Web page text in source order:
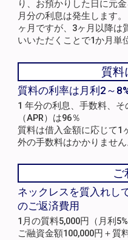
り、お預かりした日に元
月分の利息は発生します
ヶ月ですが、3ヶ月以降は
いいただくことで1か月単
質料
質料の利率は月利2～
1 年分の利息、手数料、
（APR）は96％
質料は借入金額に応じて1
外の手数料はかかりません
ご
ネックレスを質入れし
のご返済費用
1月の質料5,000円（月利5%
ご融資金額100,000円＋質